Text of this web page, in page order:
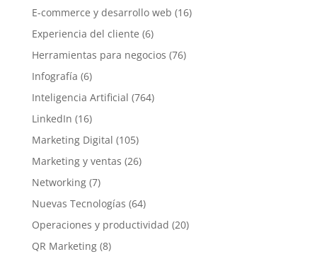
E-commerce y desarrollo web (16)
Experiencia del cliente (6)
Herramientas para negocios (76)
Infografía (6)
Inteligencia Artificial (764)
LinkedIn (16)
Marketing Digital (105)
Marketing y ventas (26)
Networking(7)
Nuevas Tecnologías (64)
Operaciones y productividad (20)
QR Marketing(8)